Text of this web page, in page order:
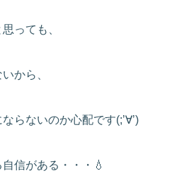
っても、
から、
らないのか心配です(;’∀’)
信がある・・・💧